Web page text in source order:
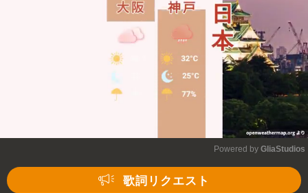
Powered by GliaStudios
歌詞リクエスト